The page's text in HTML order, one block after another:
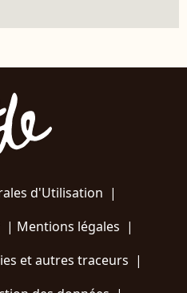
d'Utilisation |
| Mentions légales |
et autres traceurs |